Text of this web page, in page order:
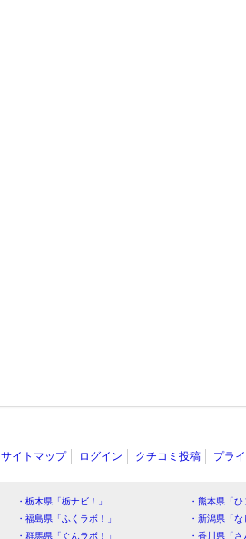
サイトマップ ログイン クチコミ投稿 プラ
・栃木県「栃ナビ！」
・熊本県「
・福島県「ふくラボ！」
・新潟県「
・群馬県「ぐんラボ！」
・香川県「